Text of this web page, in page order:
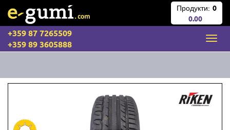
Продукти: 0
0.00
+359 87 7265509
+359 89 3605888